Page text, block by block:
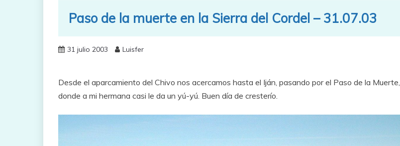
Paso de la muerte en la Sierra del Cordel – 31.07.03
31 julio 2003 Luisfer
Desde el aparcamiento del Chivo nos acercamos hasta el Iján, pasando por el Paso de la Muerte,
donde a mi hermana casi le da un yú-yú. Buen día de cresterío.